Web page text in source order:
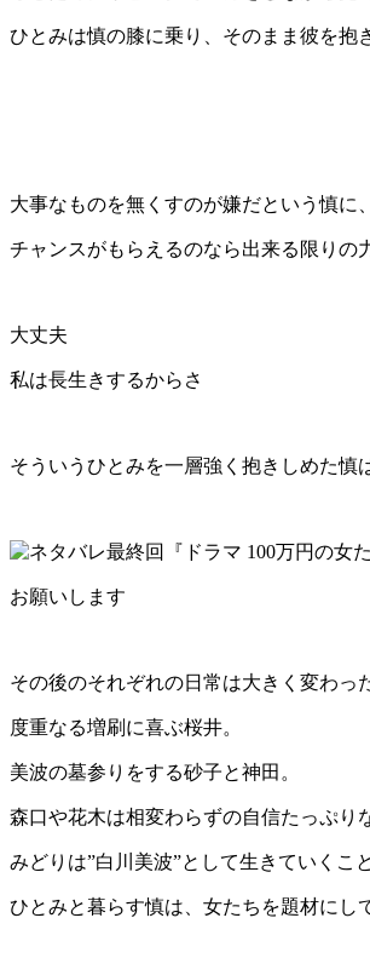
ひとみは慎の膝に乗り、そのまま彼を抱
大事なものを無くすのが嫌だという慎に
チャンスがもらえるのなら出来る限りの
大丈夫
私は長生きするからさ
そういうひとみを一層強く抱きしめた慎
お願いします
その後のそれぞれの日常は大きく変わっ
度重なる増刷に喜ぶ桜井。
美波の墓参りをする砂子と神田。
森口や花木は相変わらずの自信たっぷり
みどりは”白川美波”として生きていくこ
ひとみと暮らす慎は、女たちを題材にし